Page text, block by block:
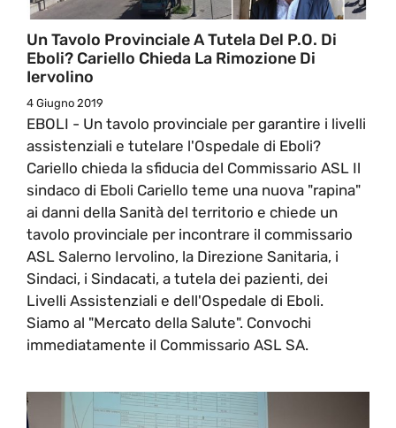
Un Tavolo Provinciale A Tutela Del P.O. Di
Eboli? Cariello Chieda La Rimozione Di
Iervolino
4 Giugno 2019
EBOLI - Un tavolo provinciale per garantire i livelli
assistenziali e tutelare l'Ospedale di Eboli?
Cariello chieda la sfiducia del Commissario ASL Il
sindaco di Eboli Cariello teme una nuova "rapina"
ai danni della Sanità del territorio e chiede un
tavolo provinciale per incontrare il commissario
ASL Salerno Iervolino, la Direzione Sanitaria, i
Sindaci, i Sindacati, a tutela dei pazienti, dei
Livelli Assistenziali e dell'Ospedale di Eboli.
Siamo al "Mercato della Salute". Convochi
immediatamente il Commissario ASL SA.